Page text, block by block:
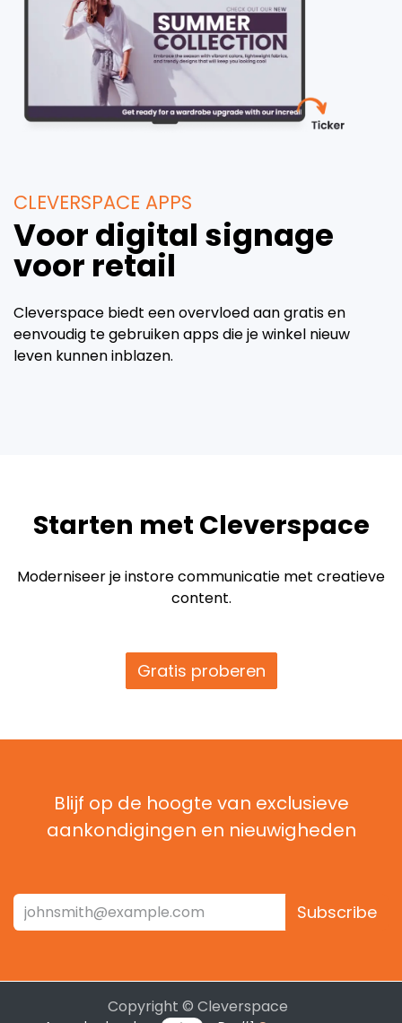
CLEVERSPACE APPS
Voor digital signage
voor retail
Cleverspace biedt een overvloed aan gratis en
eenvoudig te gebruiken apps die je winkel nieuw
leven kunnen inblazen.
Starten met Cleverspace
Moderniseer je instore communicatie met creatieve
content.
Gratis proberen
Blijf op de hoogte van exclusieve
aankondigingen en nieuwigheden
Subscribe
Copyright © Cleverspace